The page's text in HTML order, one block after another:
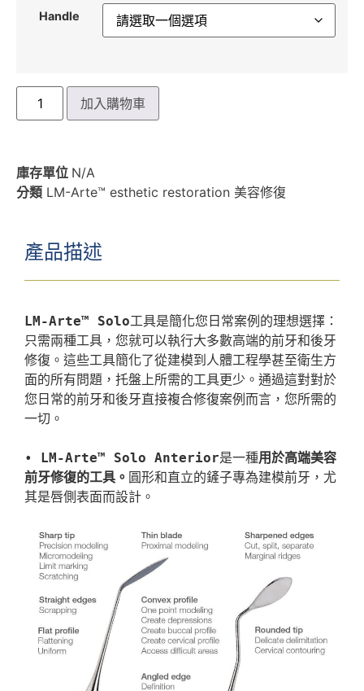
Handle
加入購物車
庫存單位 N/A
分類 LM-Arte™ esthetic restoration 美容修復
產品描述
LM-Arte™ Solo工具是簡化您日常案例的理想選擇：
只需兩種工具，您就可以執行大多數高端的前牙和後牙
修復。這些工具簡化了從建模到人體工程學甚至衛生方
面的所有問題，托盤上所需的工具更少。通過這對對於
您日常的前牙和後牙直接複合修復案例而言，您所需的
一切。
• LM-Arte™ Solo Anterior是一種用於高端美容
前牙修復的工具。 圓形和直立的鏟子專為建模前牙，尤
其是唇側表面而設計。